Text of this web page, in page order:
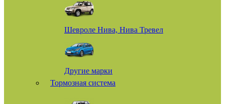
Шевроле Нива, Нива Тревел
Другие марки
Тормозная система